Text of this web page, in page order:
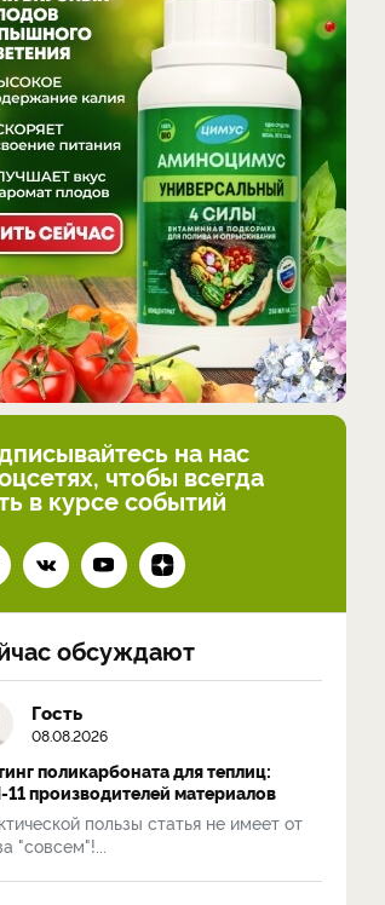
на нас
чтобы всегда
в курсе событий
обсуждают
Гость
08.08.2026
поликарбоната для теплиц:
производителей материалов
пользы статья не имеет от
"совсем"!...